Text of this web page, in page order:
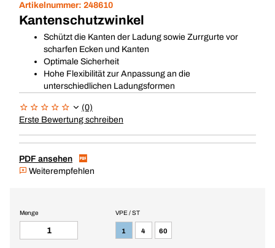
Artikelnummer: 248610
Kantenschutzwinkel
Schützt die Kanten der Ladung sowie Zurrgurte vor
scharfen Ecken und Kanten
Optimale Sicherheit
Hohe Flexibilität zur Anpassung an die
unterschiedlichen Ladungsformen
(0)
Erste Bewertung schreiben
PDF ansehen
Weiterempfehlen
VPE / ST
1 4 60
Menge